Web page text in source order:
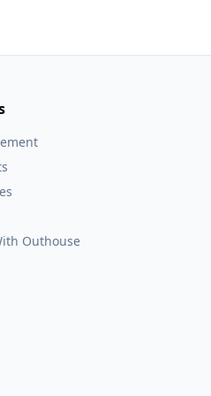
Outhouse